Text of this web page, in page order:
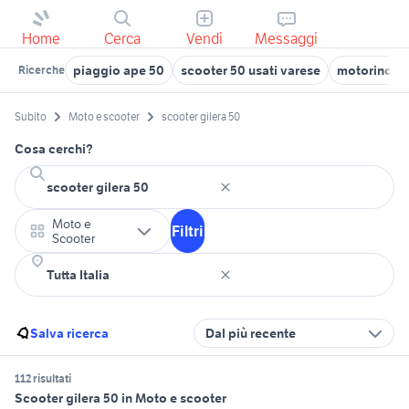
Home Cerca Vendi Messaggi
Ricerche piaggio ape 50 scooter 50 usati varese motorino
Subito Moto e scooter scooter gilera 50
Cosa cerchi?
Moto e
Scooter
Filtri
Salva ricerca Dal più recente
112 risultati
Scooter gilera 50 in Moto e scooter